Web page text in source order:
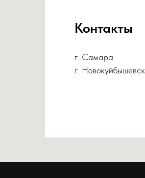
Контакты
г. Самара
г. Новокуйбышевск